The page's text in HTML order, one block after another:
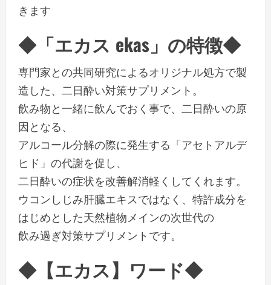
きます
◆「エカス ekas」の特徴◆
専門家との共同研究によるオリジナル処方で製
造した、二日酔い対策サプリメント。
飲み物と一緒に飲んでおく事で、二日酔いの原
因となる、
アルコール分解の際に発生する「アセトアルデ
ヒド」の代謝を促し、
二日酔いの症状を改善解消軽くしてくれます。
ウコンしじみ肝臓エキスではなく、特許成分を
はじめとした天然植物メインの次世代の
飲み過ぎ対策サプリメントです。
◆【エカス】ワード◆